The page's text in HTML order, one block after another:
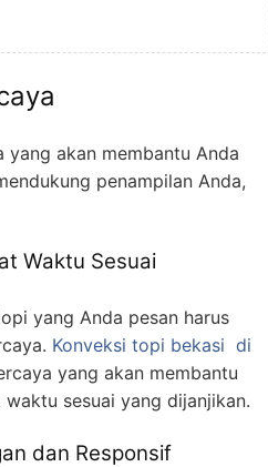
akan membantu Anda
penampilan Anda,
Waktu Sesuai
yang Anda pesan harus
Konveksi topi bekasi di
yang akan membantu
sesuai yang dijanjikan.
dan Responsif